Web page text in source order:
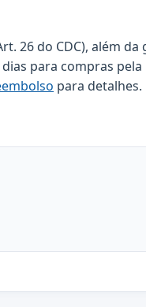
26 do CDC), além
para compras
para detalhes.